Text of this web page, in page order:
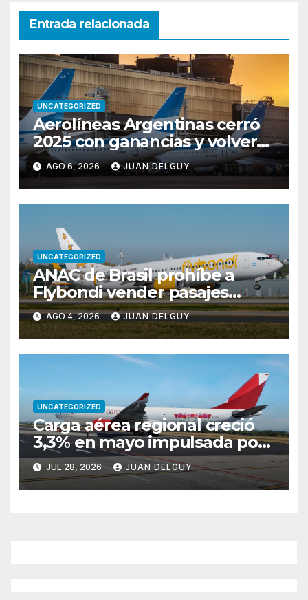
Entrada relacionada
UNCATEGORIZED
Aerolíneas Argentinas cerró
2025 con ganancias y volverá
a pagar impuesto a las
ganancias
AGO 6, 2026 JUAN DELGUY
UNCATEGORIZED
ANAC de Brasil prohíbe a
Flybondi vender pasajes
entre Buenos Aires y Río de
Janeiro tras reiteradas
cancelaciones
AGO 4, 2026 JUAN DELGUY
UNCATEGORIZED
Carga aérea regional creció
3,3% en mayo impulsada por
Brasil y Colombia
JUL 28, 2026 JUAN DELGUY